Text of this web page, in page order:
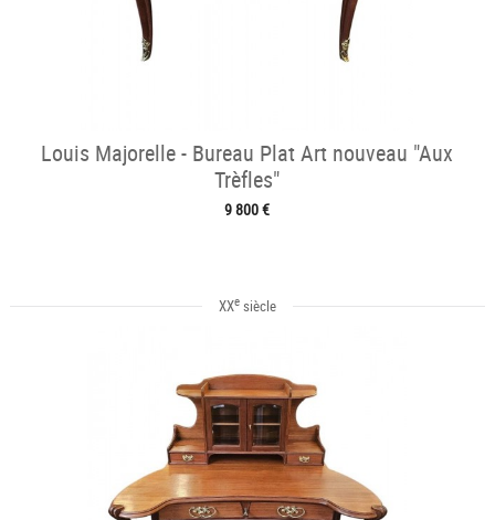
Louis Majorelle - Bureau Plat Art nouveau "Aux
Trèfles"
9 800 €
XXesiècle